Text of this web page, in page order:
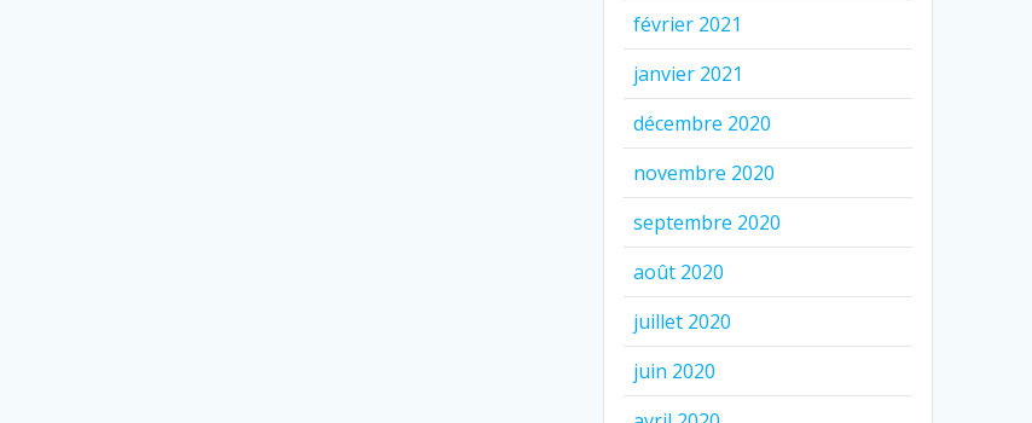
février 2021
janvier 2021
décembre 2020
novembre 2020
septembre 2020
août 2020
juillet 2020
juin 2020